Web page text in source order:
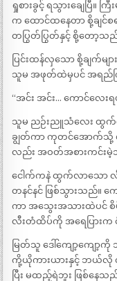
ရှုစားခွင့် ရသွားချေပြီ။
က ထောင်ထနေတာ စို့ချင်စ
တပြွတ်ပြွတ်နှင့် စို့တော့သ
ပြင်းထန်လှသော စို့ချက်မျ
သူမ အဖုတ်ထဲမှပင် အရည်က
“အင်း အင်း… ကောင်လေး
သူမ ညဉ်းညူသံလေး ထွက်
ချွတ်ကာ ကုတင်အောက်သို့
လည်း အဝတ်အစားကင်းမဲ့သွာ
ငေါက်ကနဲ ထွက်လာသော လီ
တနင်နင် ဖြစ်သွားသည်။
ကာ အသွေးအသားထဲပင်
လီးတံထိပ်ကို အရေပြားက
မြတ်သူ ဒေါ်ကျော့ကျော့
ကို့ယိုကားယားနှင့် ဘယ်လို
ပြီး မထည့်ရဲဘူး ဖြစ်နေသ